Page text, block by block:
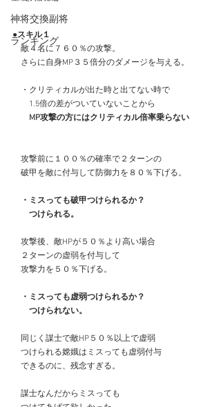
神将交換副将
ランキング
●スキル１
敵４名に７６０％の攻撃。
さらに自身MP３５倍分のダメージを与える。
・クリティカルが出た時と出てない時で
1.5倍の差がついていないことから
MP攻撃の方にはクリティカル倍率乗らない
攻撃前に１００％の確率で２ターンの
破甲を敵に付与して防御力を８０％下げる。
・ミスっても破甲つけられるか？
つけられる。
攻撃後、敵HPが５０％より高い場合
２ターンの虚弱を付与して
攻撃力を５０％下げる。
・ミスっても虚弱つけられるか？
つけられない。
同じく謀士で敵HP５０％以上で虚弱
つけられる嫦娥はミスっても虚弱付与
できるのに、残念すぎる。
謀士なんだからミスっても